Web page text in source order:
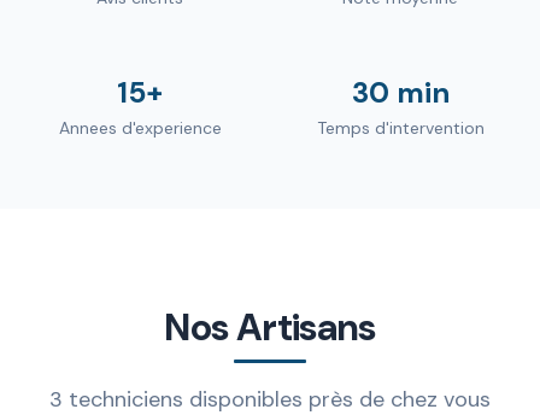
15+
Annees d'experience
30 min
Temps d'intervention
Nos Artisans
3 techniciens disponibles près de chez vous